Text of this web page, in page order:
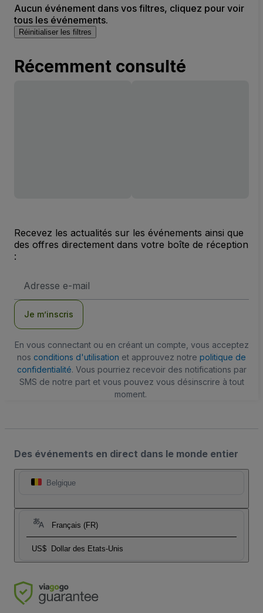
Aucun événement dans vos filtres, cliquez pour voir
tous les événements.
Réinitialiser les filtres
Récemment consulté
Recevez les actualités sur les événements ainsi que
des offres directement dans votre boîte de réception
:
e-
Je m’inscris
En vous connectant ou en créant un compte, vous acceptez
nos conditions d'utilisation et approuvez notre politique de
confidentialité. Vous pourriez recevoir des notifications par
SMS de notre part et vous pouvez vous désinscrire à tout
moment.
Des événements en direct dans le monde entier
Belgique
Français (FR)
US$ Dollar des Etats-Unis